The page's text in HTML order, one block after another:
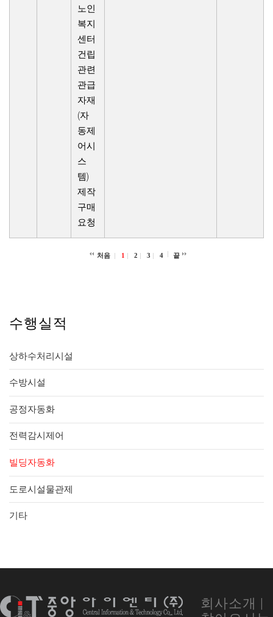
노인
복지
센터
건립
관련
관급
자재
(자
동제
어시
스
템)
제작
구매
요청
처음 1 2 3 4 끝
수행실적
상하수처리시설
수방시설
공정자동화
전력감시제어
빌딩자동화
도로시설물관제
기타
회사소개 |